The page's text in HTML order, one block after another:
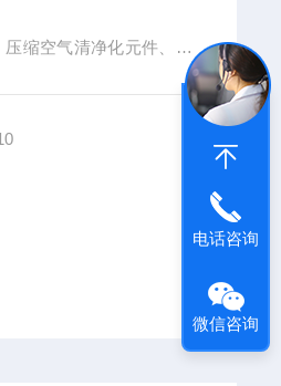
缩空气清净化元件、检
电话咨询
微信咨询